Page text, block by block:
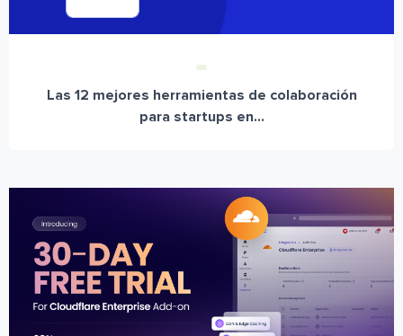
Las 12 mejores herramientas de colaboración
para startups en...